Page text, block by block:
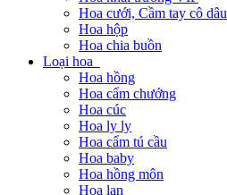
Hoa cưới, Cầm tay cô dâu
Hoa hộp
Hoa chia buồn
Loại hoa
Hoa hồng
Hoa cẩm chướng
Hoa cúc
Hoa ly ly
Hoa cẩm tú cầu
Hoa baby
Hoa hồng môn
Hoa lan